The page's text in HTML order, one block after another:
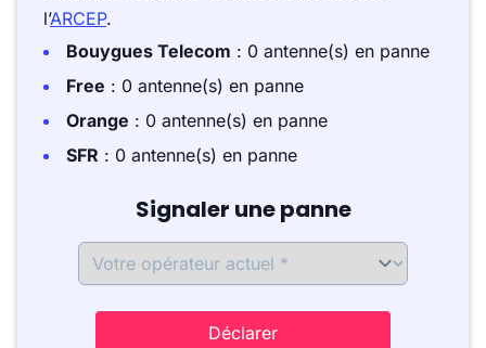
l’ARCEP.
Bouygues Telecom : 0 antenne(s) en panne
Free : 0 antenne(s) en panne
Orange : 0 antenne(s) en panne
SFR : 0 antenne(s) en panne
Signaler une panne
Déclarer